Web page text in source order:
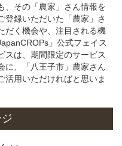
、その「農家」さん情報を
登録いただいた「農家」さ
だく機会や、注目される機
」公式フェイス
スは、期間限定のサービス
に、「八王子市」農家さん
活用いただければと思いま